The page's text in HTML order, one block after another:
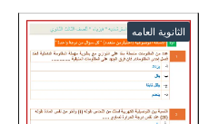
الثانوية العامه